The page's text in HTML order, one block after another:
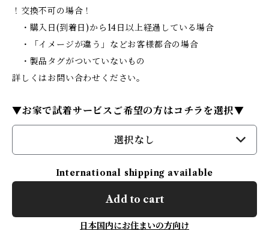
！交換不可の場合！
・購入日(到着日)から14日以上経過している場合
・「イメージが違う」などお客様都合の場合
・製品タグがついていないもの
詳しくはお問い合わせください。
▼お家で試着サービスご希望の方はコチラを選択▼
選択なし
International shipping available
Add to cart
日本国内にお住まいの方向け